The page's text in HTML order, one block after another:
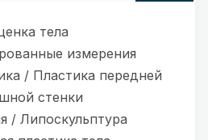
тела
измерения
/ Пластика передней
стенки
/ Липоскульптура